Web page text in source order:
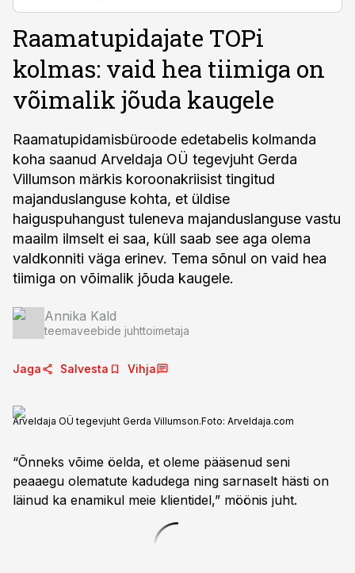
Raamatupidajate TOPi
kolmas: vaid hea tiimiga on
võimalik jõuda kaugele
Raamatupidamisbüroode edetabelis kolmanda
koha saanud Arveldaja OÜ tegevjuht Gerda
Villumson märkis koroonakriisist tingitud
majanduslanguse kohta, et üldise
haiguspuhangust tuleneva majanduslanguse vastu
maailm ilmselt ei saa, küll saab see aga olema
valdkonniti väga erinev. Tema sõnul on vaid hea
tiimiga on võimalik jõuda kaugele.
Annika Kald
teemaveebide juhttoimetaja
Jaga Salvesta Vihja
Arveldaja OÜ tegevjuht Gerda Villumson.Foto: Arveldaja.com
“Õnneks võime öelda, et oleme pääsenud seni
peaaegu olematute kadudega ning sarnaselt hästi on
läinud ka enamikul meie klientidel,” möönis juht.